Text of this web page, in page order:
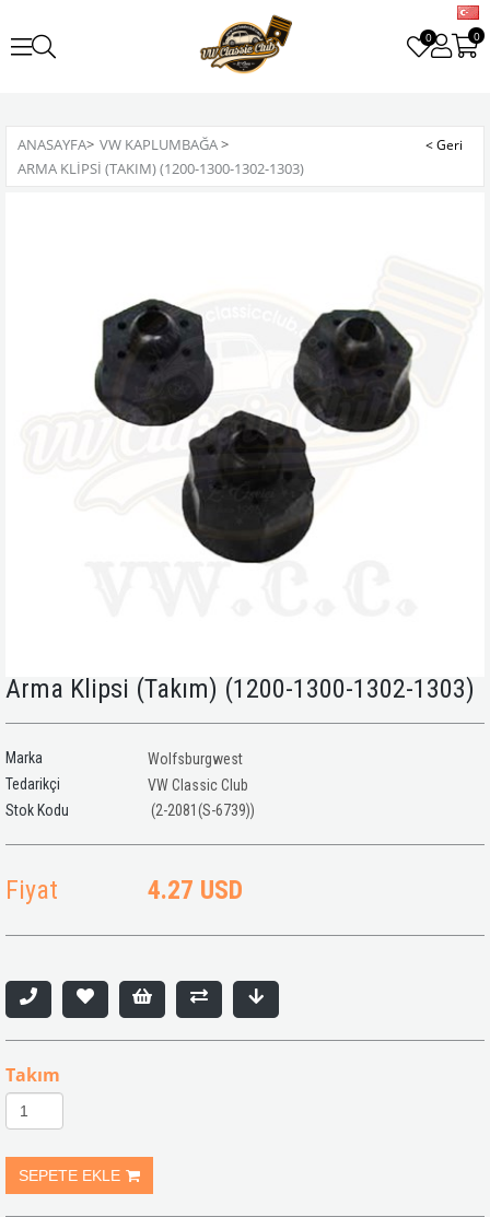
0 0
ANASAYFA> VW KAPLUMBAĞA>
ARMA KLIPSI (TAKIM) (1200-1300-1302-1303)
Arma Klipsi (Takım) (1200-1300-1302-1303)
Marka
Wolfsburgwest
Tedarikçi
VW Classic Club
(2-2081(S-6739))
Fiyat 4.27 USD
Takım